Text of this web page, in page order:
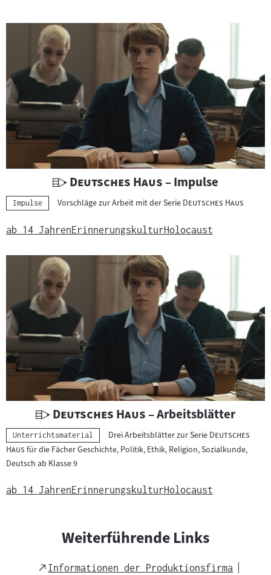
U
e
r
i
c
h
s
m
a
t
e
r
i
a
l
:
"
Deutsches Haus "
– Impulse
Kategorie:
Impulse Vorschläge zur Arbeit mit der Serie "Deutsches Haus
ab 14 JahrenErinnerungskulturHolocaust
U
n
t
e
r
s
"
Deutsches Haus "
– Arbeitsblätter
Kategorie:
Unterrichtsmaterial Drei Arbeitsblätter zur Serie "Deutsches
Haus "für die Fächer Geschichte, Politik, Ethik, Religion, Sozialkunde,
Deutsch ab Klasse 9
ab 14 JahrenErinnerungskulturHolocaust
Weiterführende Links
External
Informationen der Produktionsfirma